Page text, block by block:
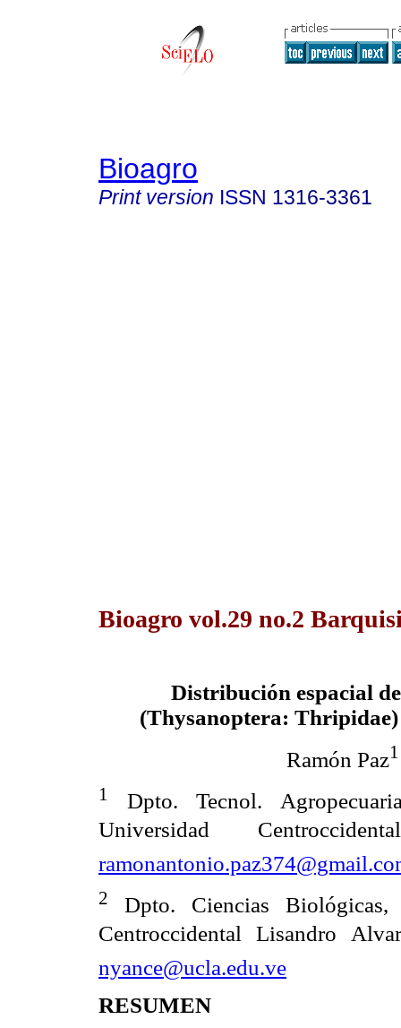
Bioagro
Print version ISSN 1316-3361
Bioagro vol.29 no.2
Distribución espacial
(Thysanoptera:
Ramón Paz1
1
Dpto. Tecnol.
Universidad
2
Dpto. Ciencias
Centroccidental Lisandro
nyance@ucla.edu.ve
RESUMEN